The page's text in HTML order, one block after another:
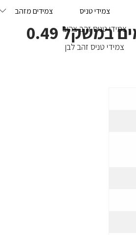
צמידי טניס
צמידי טניס זהב צהוב
צמידי טניס זהב לבן
צמידים מזהב
טבעת אירוסין יהלומים במשקל 0.49